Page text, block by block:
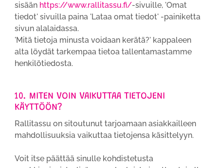
sisään https://www.rallitassu.fi/-sivuille, 'Omat
tiedot' sivuilla paina 'Lataa omat tiedot' -painiketta
sivun alalaidassa.
'Mitä tietoja minusta voidaan kerätä?' kappaleen
alta löydät tarkempaa tietoa tallentamastamme
henkilötiedosta.
10. MITEN VOIN VAIKUTTAA TIETOJENI
KÄYTTÖÖN?
Rallitassu on sitoutunut tarjoamaan asiakkailleen
mahdollisuuksia vaikuttaa tietojensa käsittelyyn.
Voit itse päättää sinulle kohdistetusta